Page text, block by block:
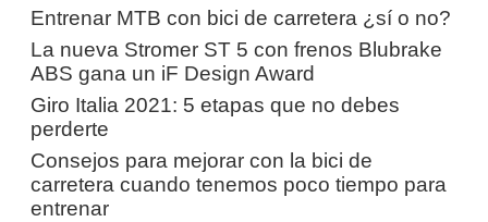
Entrenar MTB con bici de carretera ¿sí o no?
La nueva Stromer ST 5 con frenos Blubrake
ABS gana un iF Design Award
Giro Italia 2021: 5 etapas que no debes
perderte
Consejos para mejorar con la bici de
carretera cuando tenemos poco tiempo para
entrenar